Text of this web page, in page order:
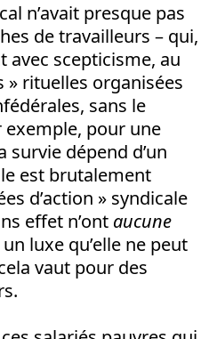
n’avait presque pas
de travailleurs – qui,
avec scepticisme, au
rituelles organisées
sans le
pour une
dépend d’un
est brutalement
d’action » syndicale
effet n’ont aucune
un luxe qu’elle ne peut
vaut pour des